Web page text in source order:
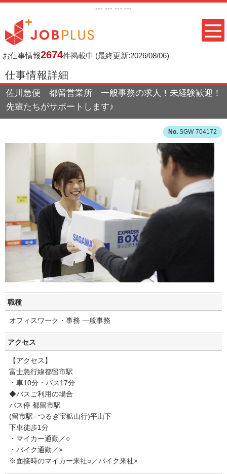
--- --- --- ---
お仕事情報2674件掲載中 (最終更新:2026/08/06)
仕事情報詳細
佐川急便 都留営業所 一般事務の求人！未経験歓迎！
先輩たちがサポートします♪
SGW-704172
職種
オフィスワーク・事務 一般事務
アクセス
【アクセス】
富士急行線都留市駅
・車10分・バス17分
◆バスご利用の場合
バス停 都留市駅
(留市駅--つるぎ宝鉱山行)平山下
下車徒歩1分
・マイカー通勤／○
・バイク通勤／×
※面接時のマイカー来社○／バイク来社×